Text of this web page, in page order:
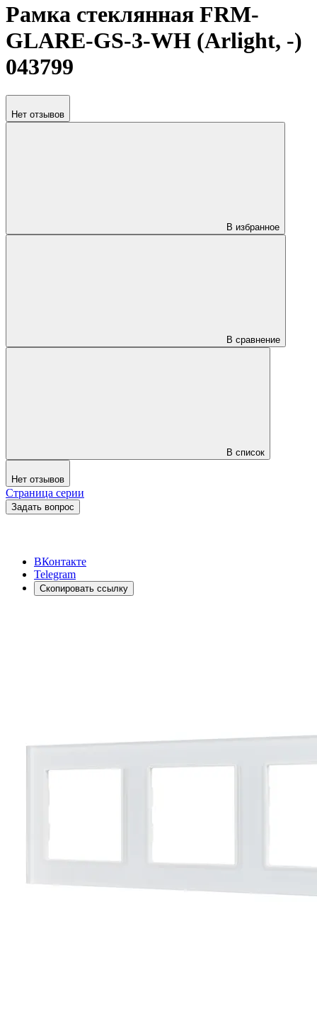
Рамка стеклянная FRM-
GLARE-GS-3-WH (Arlight, -)
043799
Нет отзывов
В избранное
В сравнение
В список
Нет отзывов
Страница серии
Задать вопрос
ВКонтакте
Telegram
Скопировать ссылку